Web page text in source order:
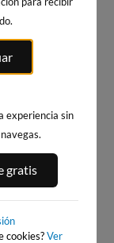
FORTI
experiencia sin
gratis
cookies?Ver